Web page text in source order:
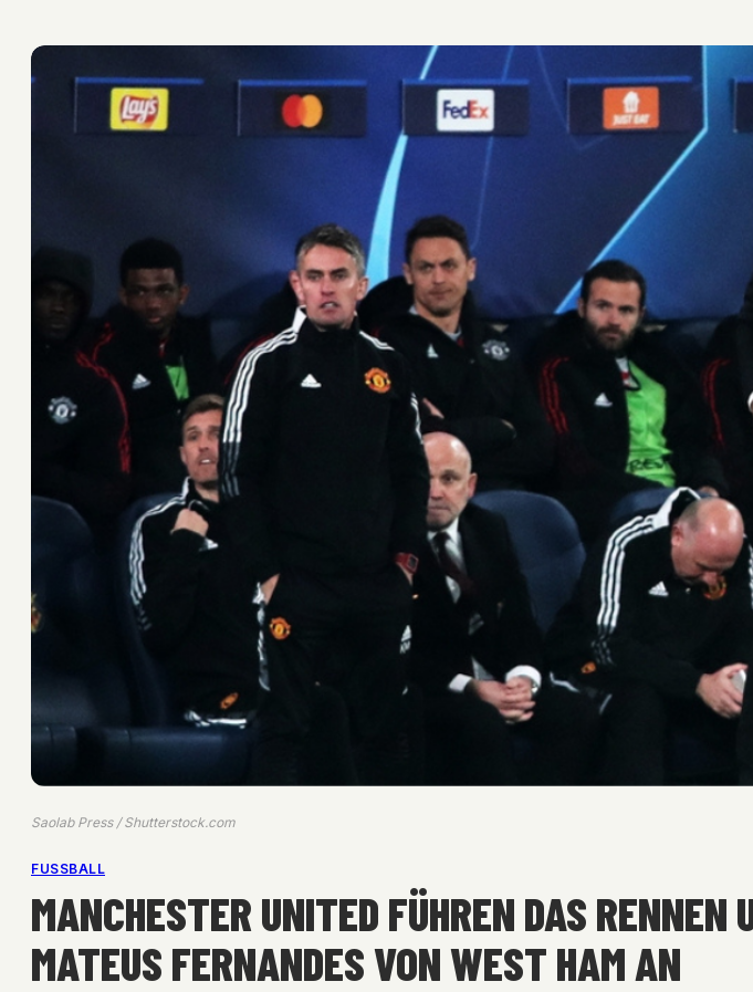
Saolab Press / Shutterstock.com
FUSSBALL
MANCHESTER UNITED FÜHREN DAS
MATEUS FERNANDES VON WEST HAM AN